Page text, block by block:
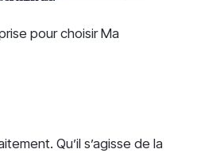
pour choisir Ma
Qu’il s’agisse de la